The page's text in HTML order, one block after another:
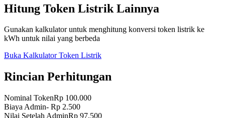
Hitung Token Listrik Lainnya
Gunakan kalkulator untuk menghitung konversi token listrik ke
kWh untuk nilai yang berbeda
Buka Kalkulator Token Listrik
Rincian Perhitungan
Nominal TokenRp 100.000
Biaya Admin- Rp 2.500
Nilai Setelah AdminRp 97.500